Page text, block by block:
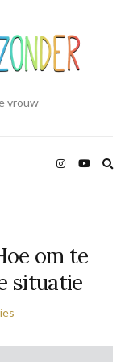
vrouw
om te
situatie